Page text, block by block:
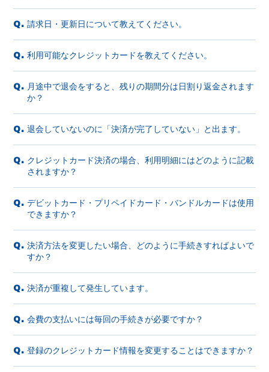
Q. 請求日・更新日について教えてください。
Q. 利用可能なクレジットカードを教えてください。
Q. 月途中で退会をすると、残りの期間分は日割り返金されます
か？
Q. 退会していないのに「決済が完了していない」と出ます。
Q. クレジットカード決済の場合、利用明細にはどのように記載
されますか？
Q. デビットカード・プリペイドカード・バンドルカードは使用
できますか？
Q. 決済方法を変更したい場合、どのように手続きすればよいで
すか？
Q. 決済が重複して発生しています。
Q. 会費の支払いには毎回の手続きが必要ですか？
Q. 登録のクレジットカード情報を変更することはできますか？